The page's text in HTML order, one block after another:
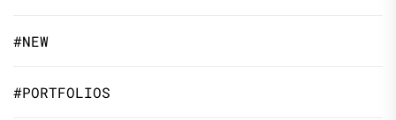
#NEW
#PORTFOLIOS